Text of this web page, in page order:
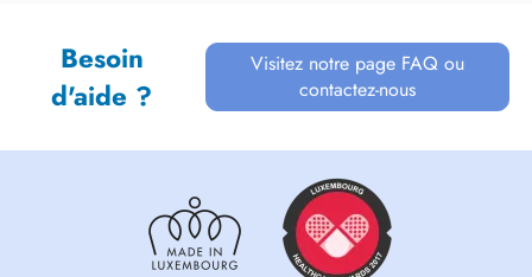
Besoin
d'aide ?
Visitez notre page FAQ ou
contactez-nous